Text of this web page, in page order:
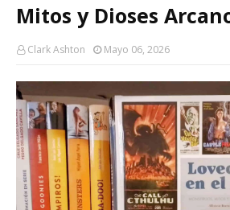
Mitos y Dioses
Clark Ashton Mayo 06, 2026